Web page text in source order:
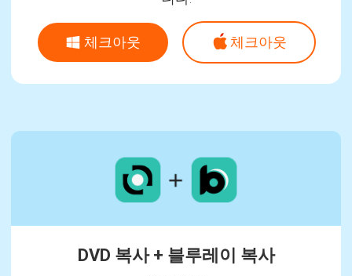
체크아웃 체크아웃
DVD 복사 + 블루레이 복사